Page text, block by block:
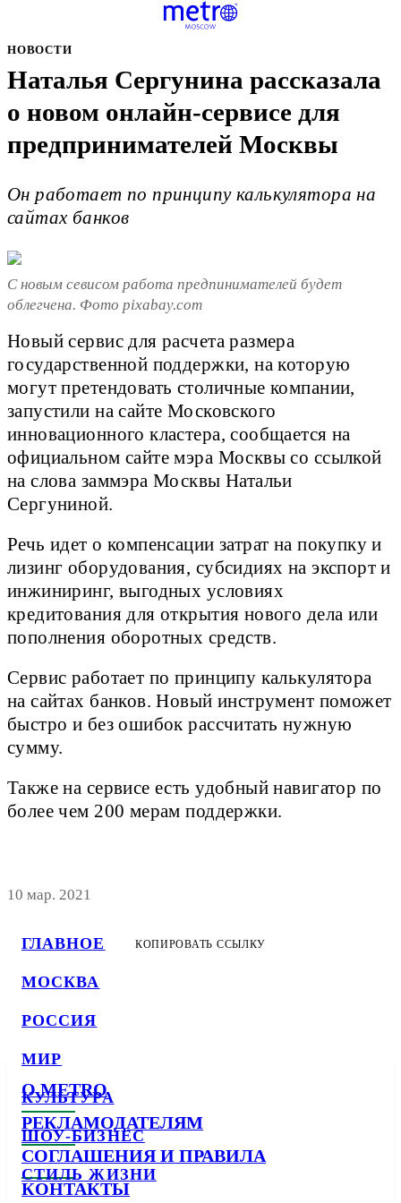
ГЛАВНОЕ
МОСКВА
РОССИЯ
МИР
КУЛЬТУРА
ШОУ-БИЗНЕС
СТИЛЬ ЖИЗНИ
НОВОСТИ
Наталья Сергунина рассказала
о новом онлайн-сервисе для
предпринимателей Москвы
Он работает по принципу калькулятора на
сайтах банков
С новым севисом работа предпинимателей будет
облегчена. Фото pixabay.com
Новый сервис для расчета размера
государственной поддержки, на которую
могут претендовать столичные компании,
запустили на сайте Московского
инновационного кластера, сообщается на
официальном сайте мэра Москвы со ссылкой
на слова заммэра Москвы Натальи
Сергуниной.
Речь идет о компенсации затрат на покупку и
лизинг оборудования, субсидиях на экспорт и
инжиниринг, выгодных условиях
кредитования для открытия нового дела или
пополнения оборотных средств.
Сервис работает по принципу калькулятора
на сайтах банков. Новый инструмент поможет
быстро и без ошибок рассчитать нужную
сумму.
Также на сервисе есть удобный навигатор по
более чем 200 мерам поддержки.
10 мар. 2021
КОПИРОВАТЬ ССЫЛКУ
О METRO
РЕКЛАМОДАТЕЛЯМ
СОГЛАШЕНИЯ И ПРАВИЛА
КОНТАКТЫ